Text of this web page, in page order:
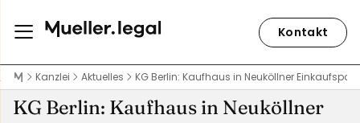
Kontakt
Kanzlei Aktuelles KG Berlin: Kaufhaus in Neuköllner
KG Berlin: Kaufhaus in Neuköllner